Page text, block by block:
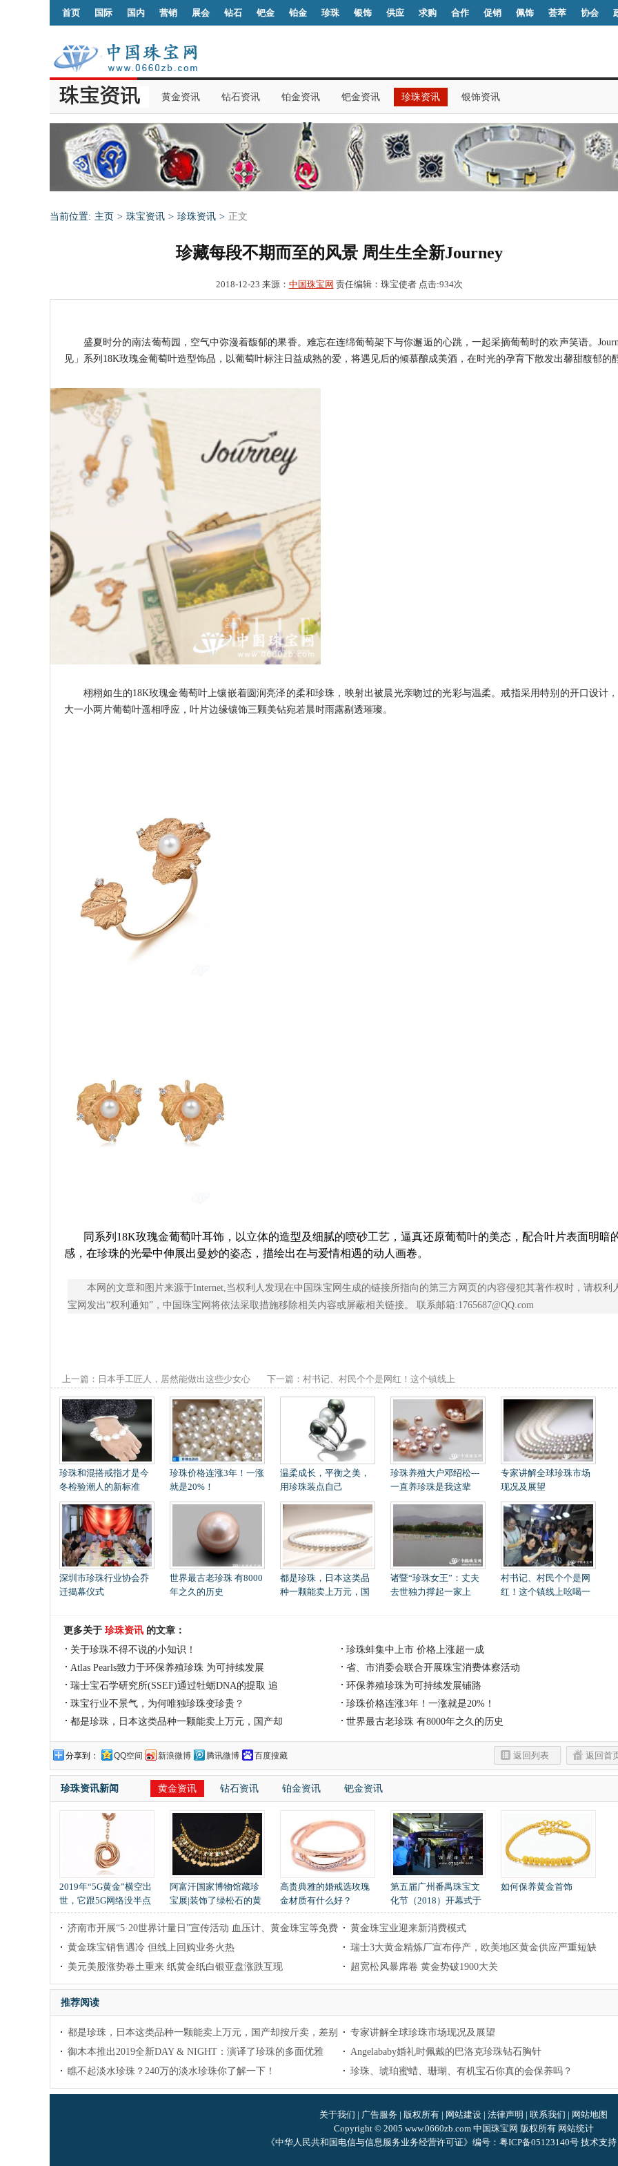
首页 国际 国内 营销 展会 钻石 钯金 铂金 珍珠 银饰 供应 求购 合作 促销 佩饰 荟萃 协会
黄金资讯 钻石资讯 铂金资讯 钯金资讯 珍珠资讯 银饰资讯
当前位置: 主页 > 珠宝资讯 > 珍珠资讯 > 正文
珍藏每段不期而至的风景 周生生全新Journey
2018-12-23 来源： 中国珠宝网 责任编辑：珠宝使者 点击:934次
盛夏时分的南法葡萄园，空气中弥漫着馥郁的果香。难忘在连绵葡萄架下与你邂逅的心跳，一起采摘葡萄时的欢声笑语。
见」系列18K玫瑰金葡萄叶造型饰品，以葡萄叶标注日益成熟的爱，将遇见后的倾慕酿成美酒，在时光的孕育下散发出馨甜馥郁的
栩栩如生的18K玫瑰金葡萄叶上镶嵌着圆润亮泽的柔和珍珠，映射出被晨光亲吻过的光彩与温柔。戒指采用特别的开口设计
大一小两片葡萄叶遥相呼应，叶片边缘镶饰三颗美钻宛若晨时雨露剔透璀璨。
同系列18K玫瑰金葡萄叶耳饰，以立体的造型及细腻的喷砂工艺，逼真还原葡萄叶的美态，配合叶片表面明暗
感，在珍珠的光晕中伸展出曼妙的姿态，描绘出在与爱情相遇的动人画卷。
本网的文章和图片来源于Internet,当权利人发现在中国珠宝网生成的链接所指向的第三方网页的内容侵犯其著作权时，请权利
宝网发出“权利通知”，中国珠宝网将依法采取措施移除相关内容或屏蔽相关链接。 联系邮箱:1765687@QQ.com
上一篇： 日本手工匠人，居然能做出这些少女心
爆棚的首饰
下一篇： 村书记、村民个个是网红！这个镇线上
吆喝一年售出240亿元珍珠
珍珠和混搭戒指才是今
冬检验潮人的新标准
珍珠价格连涨3年！一涨
就是20%！
温柔成长，平衡之美，
用珍珠装点自己
珍珠养殖大户邓绍松---
一直养珍珠是我这辈
专家讲解全球珍珠市场
现况及展望
深圳市珍珠行业协会乔
迁揭幕仪式
世界最古老珍珠 有8000
年之久的历史
都是珍珠，日本这类品
种一颗能卖上万元，国
诸暨“珍珠女王”：丈夫
去世独力撑起一家上
村书记、村民个个是网
红！这个镇线上吆喝一
更多关于 珍珠资讯 的文章：
关于珍珠不得不说的小知识！
珍珠蚌集中上市 价格上涨超一成
Atlas Pearls致力于环保养殖珍珠 为可持续发展
省、市消委会联合开展珠宝消费体察活动
瑞士宝石学研究所(SSEF)通过牡蛎DNA的提取 追
踪
环保养殖珍珠为可持续发展铺路
珠宝行业不景气，为何唯独珍珠变珍贵？
珍珠价格连涨3年！一涨就是20%！
都是珍珠，日本这类品种一颗能卖上万元，国产却
世界最古老珍珠 有8000年之久的历史
分享到： QQ空间 新浪微博 腾讯微博 百度搜藏 返回列表 返回首
珍珠资讯新闻 黄金资讯 钻石资讯 铂金资讯 钯金资讯
2019年“5G黄金”横空出
世，它跟5G网络没半点
关系，它会给我们带
阿富汗国家博物馆藏珍
宝展|装饰了绿松石的黄
金项链
高贵典雅的婚戒选玫瑰
金材质有什么好？
第五届广州番禺珠宝文
化节（2018）开幕式于
11月26日隆重举行
如何保养黄金首饰
济南市开展“5·20世界计量日”宣传活动 血压计、黄金珠宝等免费
黄金珠宝业迎来新消费模式
黄金珠宝销售遇冷 但线上回购业务火热
瑞士3大黄金精炼厂宣布停产，欧美地区黄金供应严重短缺
美元美股涨势卷土重来 纸黄金纸白银亚盘涨跌互现
超宽松风暴席卷 黄金势破1900大关
推荐阅读
都是珍珠，日本这类品种一颗能卖上万元，国产却按斤卖，差别
在哪
专家讲解全球珍珠市场现况及展望
御木本推出2019全新DAY & NIGHT：演译了珍珠的多面优雅
Angelababy婚礼时佩戴的巴洛克珍珠钻石胸针
瞧不起淡水珍珠？240万的淡水珍珠你了解一下！
珍珠、琥珀蜜蜡、珊瑚、有机宝石你真的会保养吗？
关于我们 | 广告服务 | 版权所有 | 网站建设 | 法律声明 | 联系我们 | 网站地图
Copyright © 2005 www.0660zb.com 中国珠宝网 版权所有 网站统计
《中华人民共和国电信与信息服务业务经营许可证》编号：粤ICP备05123140号 技术支持